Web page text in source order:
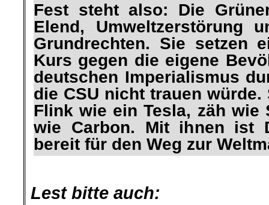
Fest steht also: Die
Elend, Umweltzerstörung
Grundrechten. Sie setzen
Kurs gegen die eigene
deutschen Imperialismus
die CSU nicht trauen
Flink wie ein Tesla, zäh wie
wie Carbon. Mit ihnen ist
bereit für den Weg zur
Lest bitte auch: